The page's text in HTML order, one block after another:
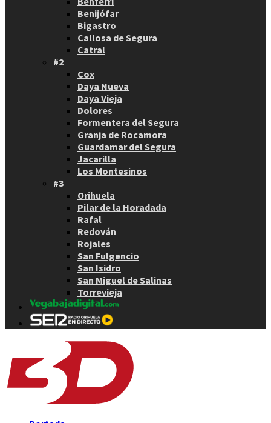
Benijófar
Bigastro
Callosa de Segura
Catral
#2
Cox
Daya Nueva
Daya Vieja
Dolores
Formentera del Segura
Granja de Rocamora
Guardamar del Segura
Jacarilla
Los Montesinos
#3
Orihuela
Pilar de la Horadada
Rafal
Redován
Rojales
San Fulgencio
San Isidro
San Miguel de Salinas
Torrevieja